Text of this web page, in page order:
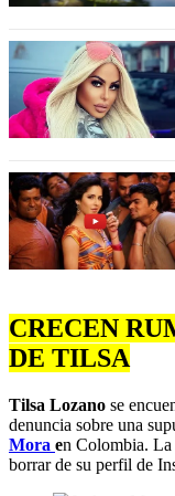
CRECEN
DE TILSA
Tilsa Lozano se
denuncia sobre una
Mora en Colombia. La
borrar de su perfil de